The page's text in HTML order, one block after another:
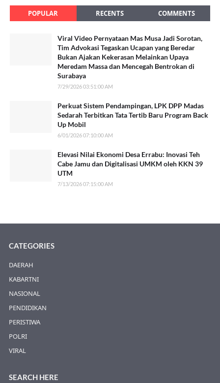
POPULAR RECENTS COMMENTS
Viral Video Pernyataan Mas Musa Jadi Sorotan,
Tim Advokasi Tegaskan Ucapan yang Beredar
Bukan Ajakan Kekerasan Melainkan Upaya
Meredam Massa dan Mencegah Bentrokan di
Surabaya
7/29/2026 03:51:00 AM
Perkuat Sistem Pendampingan, LPK DPP Madas
Sedarah Terbitkan Tata Tertib Baru Program Back
Up Mobil
6/01/2026 07:10:00 AM
Elevasi Nilai Ekonomi Desa Errabu: Inovasi Teh
Cabe Jamu dan Digitalisasi UMKM oleh KKN 39
UTM
7/13/2026 07:15:00 AM
CATEGORIES
DAERAH
KABARTNI
NASIONAL
PENDIDIKAN
PERISTIWA
POLRI
VIRAL
SEARCH HERE